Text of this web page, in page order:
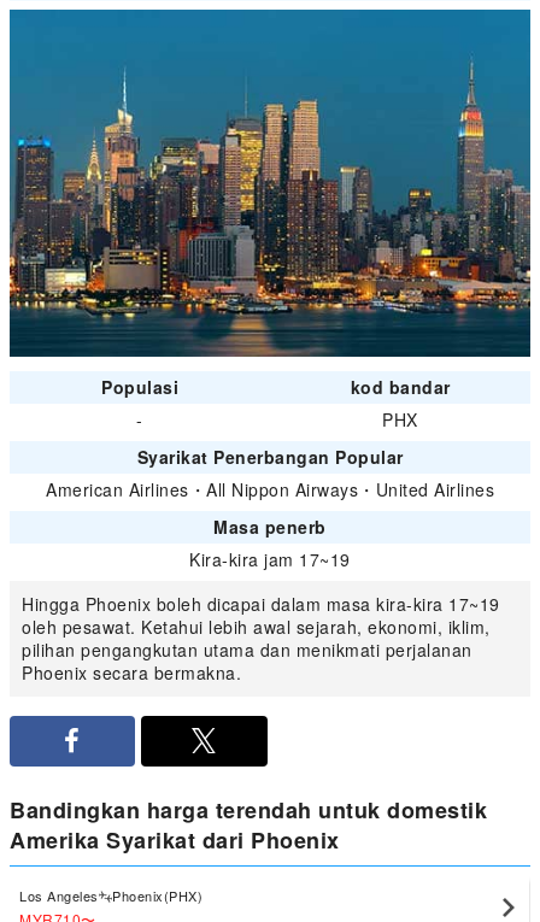
Populasi
kod bandar
-
PHX
Syarikat Penerbangan Popular
American Airlines ・ All Nippon Airways ・ United Airlines
Masa penerb
Kira-kira jam 17~19
Hingga Phoenix boleh dicapai dalam masa kira-kira 17~19
oleh pesawat. Ketahui lebih awal sejarah, ekonomi, iklim,
pilihan pengangkutan utama dan menikmati perjalanan
Phoenix secara bermakna.
Bandingkan harga terendah untuk domestik
Amerika Syarikat dari Phoenix
Los Angeles Phoenix(PHX)